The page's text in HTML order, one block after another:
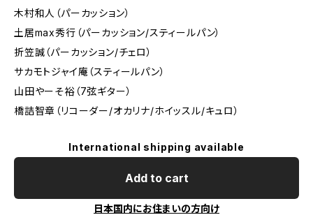
木村和人（パーカッション）
土居max秀行（パーカッション/スティールパン）
折笠誠（パーカッション/チェロ）
サカモトジャイ庵（スティールパン）
山田やーそ裕（7弦ギター）
橋詰智章（リコーダー/オカリナ/ホイッスル/キュロ）
International shipping available
Add to cart
日本国内にお住まいの方向け